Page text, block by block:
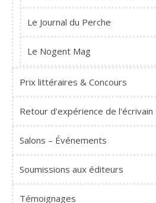
Le Journal du Perche
Le Nogent Mag
Prix littéraires & Concours
Retour d'expérience de l'écrivain
Salons – Événements
Soumissions aux éditeurs
Témoignages